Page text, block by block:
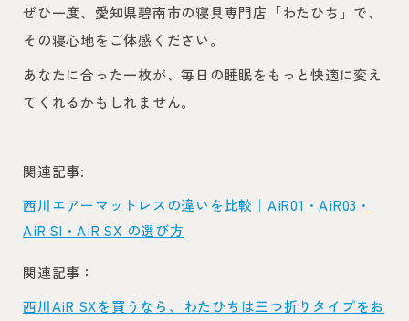
ぜひ一度、愛知県碧南市の寝具専門店「わたひち」で、
その寝心地をご体感ください。
あなたに合った一枚が、毎日の睡眠をもっと快適に変え
てくれるかもしれません。
関連記事:
西川エアーマットレスの違いを比較｜AiR01・AiR03・
AiR SI・AiR SX の選び方
関連記事：
西川AiR SXを買うなら、わたひちは三つ折りタイプをお